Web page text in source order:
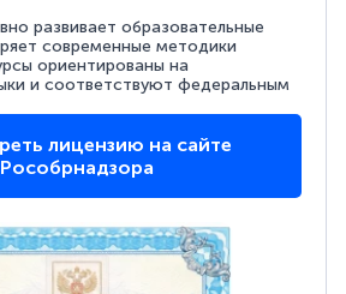
развивает образовательные
современные методики
ориентированы на
и соответствуют федеральным
лицензию на сайте
Рособрнадзора